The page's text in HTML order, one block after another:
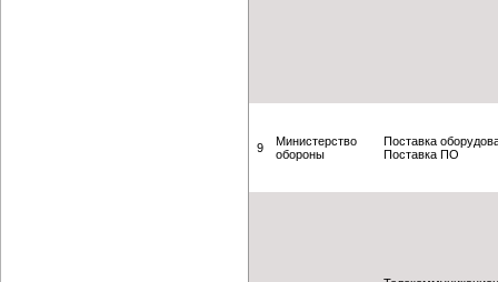
9
Министерство
обороны
Поставка
Поставка ПО